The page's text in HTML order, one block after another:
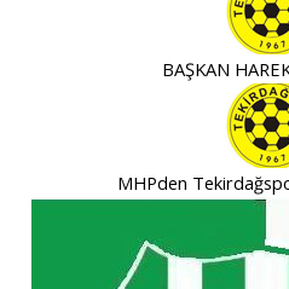
BAŞKAN
MHPden